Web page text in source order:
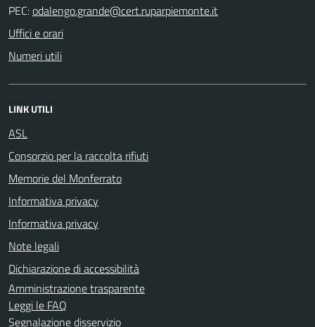
PEC:
Uffici e orari
Numeri utili
LINK UTILI
ASL
Consorzio per la raccolta rifiuti
Memorie del Monferrato
Informativa privacy
Informativa privacy
Note legali
Dichiarazione di accessibilità
Amministrazione trasparente
Leggi le FAQ
Segnalazione disservizio